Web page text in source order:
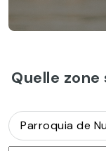
Quelle
Parroquia de